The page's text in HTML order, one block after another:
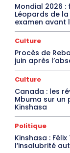
Mondial 2026 :
Léopards de
examen avant
Culture
Procès de
juin après
Culture
Canada : les
Mbuma sur un
Kinshasa
Politique
Kinshasa :
l’insalubrité